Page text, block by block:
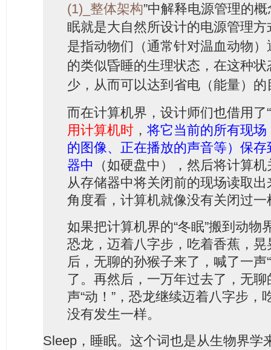
(1)_整体架构”中解释电源管理的
眠就是大自然所设计的电源管理方
是指动物们（通常针对温血动物
的类似昏睡的生理状态，在这种
少，从而可以达到省电（能量）的
而在计算机界，设计师们也借用了
用计算机时 ， 将它当前的所有现
的图像、正在播放的声音等）保
器中
（如硬盘中），然后将计算
从存储器中将关闭前的现场读取
角度看，计算机就像没有关闭过一
如果把计算机界的“冬眠”搬到动
恐龙，迈着八字步，吃着香蕉，
后，无聊的孙猴子来了，喊了一声
了。再然后，一万年过去了，无
声“动！”，恐龙继续迈着八字步
没有发生一样。
Sleep，睡眠。这个词也是从生物界学